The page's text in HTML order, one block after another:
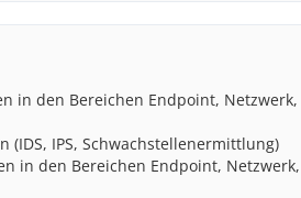
in den Bereichen Endpoint,
IPS, Schwachstellenermittlung)
in den Bereichen Endpoint,